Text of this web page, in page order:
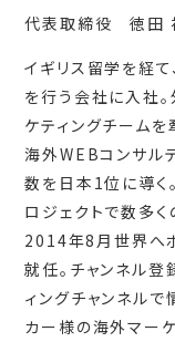
代表取締役 徳田
イギリス留学を経
を行う会社に入社
ケティングチームを
海外WEBコンサル
数を日本1位に導く
ロジェクトで数多く
2014年8月世界へ
就任。チャンネル
ィングチャンネル
カー様の海外マー